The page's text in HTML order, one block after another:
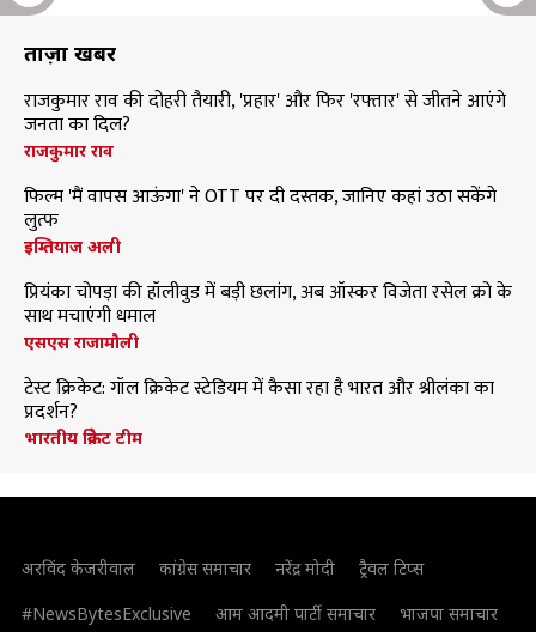
ताज़ा खबरें
राजकुमार राव की दोहरी तैयारी, 'प्रहार' और फिर 'रफ्तार' से जीतने आएंगे
जनता का दिल?
राजकुमार राव
फिल्म 'मैं वापस आऊंगा' ने OTT पर दी दस्तक, जानिए कहां उठा सकेंगे
लुत्फ
इम्तियाज अली
प्रियंका चोपड़ा की हॉलीवुड में बड़ी छलांग, अब ऑस्कर विजेता रसेल क्रो के
साथ मचाएंगी धमाल
एसएस राजामौली
टेस्ट क्रिकेट: गॉल क्रिकेट स्टेडियम में कैसा रहा है भारत और श्रीलंका का
प्रदर्शन?
भारतीय क्रिकेट टीम
अरविंद केजरीवाल कांग्रेस समाचार नरेंद्र मोदी
ट्रैवल टिप्स
#NewsBytesExclusive
आम आदमी पार्टी समाचार भाजपा समाचार